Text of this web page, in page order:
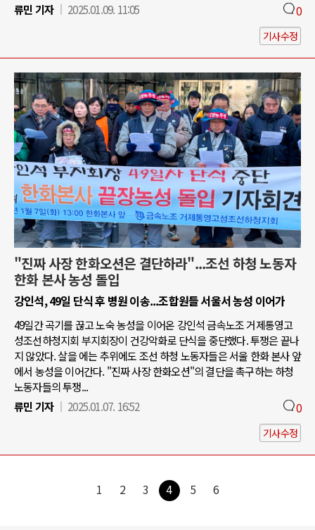
류민 기자
2025.01.09. 11:05 0
기사수정
"진짜 사장 한화오션은 결단하라"...조선 하청 노동자
한화 본사 농성 돌입
강인석, 49일 단식 후 병원 이송...조합원들 서울서 농성 이어가
49일간 곡기를 끊고 노숙 농성을 이어온 강인석 금속노조 거제통영고
성조선하청지회 부지회장이 건강악화로 단식을 중단했다. 투쟁은 끝나
지 않았다. 살을 에는 추위에도 조선 하청 노동자들은 서울 한화 본사 앞
에서 농성을 이어간다. "진짜 사장 한화오션"의 결단을 촉구하는 하청
노동자들의 투쟁...
류민 기자
2025.01.07. 16:52 0
기사수정
1 2 3 4 5 6